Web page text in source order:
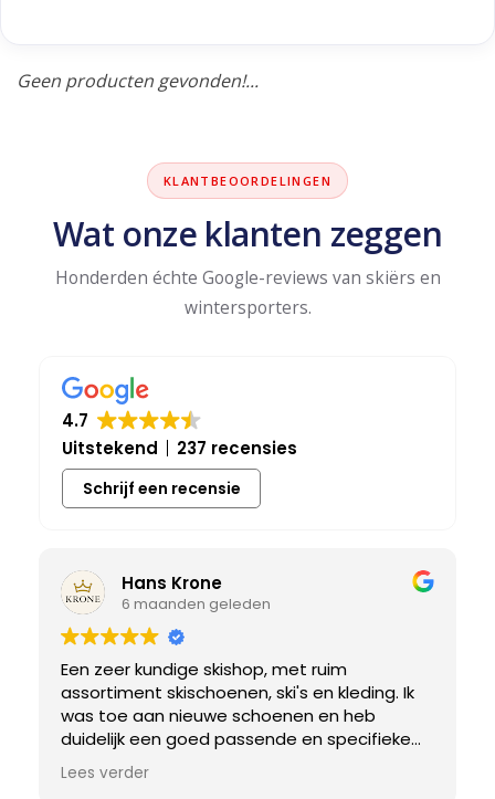
Geen producten gevonden!...
KLANTBEOORDELINGEN
Wat onze klanten zeggen
Honderden échte Google-reviews van skiërs en
wintersporters.
4.7
Uitstekend
237 recensies
Schrijf een recensie
Hans Krone
6 maanden geleden
Een zeer kundige skishop, met ruim
assortiment skischoenen, ski's en kleding. Ik
was toe aan nieuwe schoenen en heb
duidelijk een goed passende en specifieke
breedtemaat nodig. Er werd uitgebreid de
tijd genomen om de juiste schoen te vinden.
Lees verder